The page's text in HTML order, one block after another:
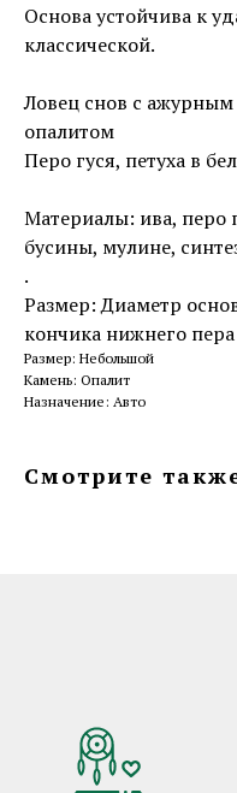
Основа устойчива к
классической.
Ловец снов с
опалитом
Перо гуся, петуха в
Материалы: ива, перо
бусины, мулине,
.
Размер: Диаметр
кончика нижнего
Размер: Небольшой
Камень: Опалит
Назначение: Авто
Смотрите